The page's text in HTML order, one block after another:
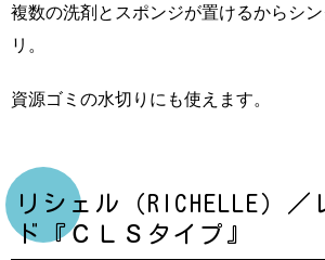
複数の洗剤とスポンジが置けるからシ
リ。
資源ゴミの水切りにも使えます。
リシェル（RICHELLE）／
ド『ＣＬＳタイプ』